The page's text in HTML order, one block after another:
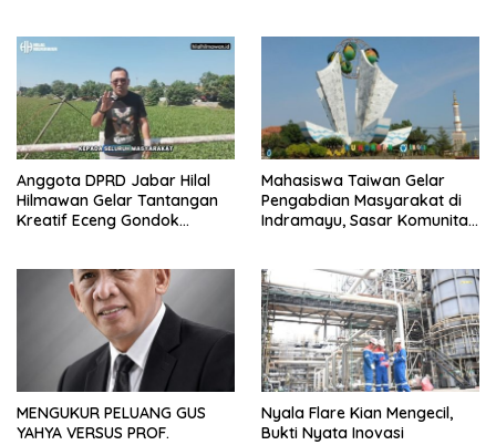
Anggota DPRD Jabar Hilal
Hilmawan Gelar Tantangan
Kreatif Eceng Gondok
Mahasiswa Taiwan Gelar
Pengabdian Masyarakat di
Indramayu, Sasar Komunitas
MENGUKUR PELUANG GUS
YAHYA VERSUS PROF.
Nyala Flare Kian Mengecil,
Bukti Nyata Inovasi